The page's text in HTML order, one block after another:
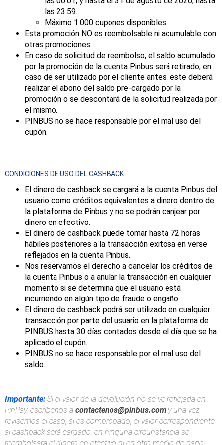
las 23:59.
Máximo 1.000 cupones disponibles.
Esta promoción NO es reembolsable ni acumulable con
otras promociones.
En caso de solicitud de reembolso, el saldo acumulado
por la promoción de la cuenta Pinbus será retirado, en
caso de ser utilizado por el cliente antes, este deberá
realizar el abono del saldo pre-cargado por la
promoción o se descontará de la solicitud realizada por
el mismo.
PINBUS no se hace responsable por el mal uso del
cupón.
CONDICIONES DE USO DEL CASHBACK
El dinero de cashback se cargará a la cuenta Pinbus del
usuario como créditos equivalentes a dinero dentro de
la plataforma de Pinbus y no se podrán canjear por
dinero en efectivo.
El dinero de cashback puede tomar hasta 72 horas
hábiles posteriores a la transacción exitosa en verse
reflejados en la cuenta Pinbus.
Nos reservamos el derecho a cancelar los créditos de
la cuenta Pinbus o a anular la transacción en cualquier
momento si se determina que el usuario está
incurriendo en algún tipo de fraude o engaño.
El dinero de cashback podrá ser utilizado en cualquier
transacción por parte del usuario en la plataforma de
PINBUS hasta 30 días contados desde el día que se ha
aplicado el cupón.
PINBUS no se hace responsable por el mal uso del
saldo.
Importante: Si el valor de la devolución no se ve reflejada en
PinPay, escríbenos a contactenos@pinbus.com y una vez
revisemos el caso, si es comprobado, el valor correspondiente
al cashback será cargado, en ninguna circunstancia se
reembolsará el dinero en efectivo ni en otro medio de pago.